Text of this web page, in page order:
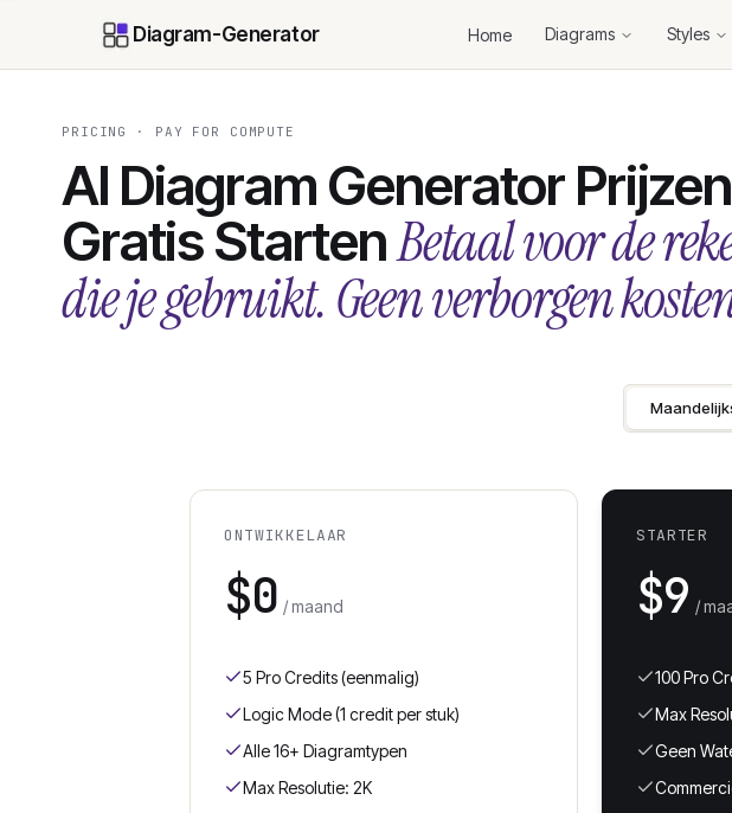
Diagram-Generator Home Diagrams Styles
PRICING · PAY FOR COMPUTE
AI Diagram Generator
Gratis StartenBetaal voor de
die je gebruikt. Geen verborgen
ONTWIKKELAAR
$0 / maand
5 Pro Credits (eenmalig)
Logic Mode (1 credit per stuk)
Alle 16+ Diagramtypen
Max Resolutie: 2K
STARTER
$9 /
100 Pro
Max
Geen